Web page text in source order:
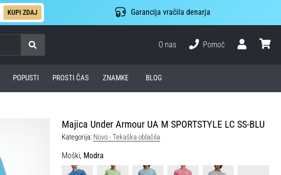
KUPI ZDAJ Garancija vračila denarja
Iskanje
O nas
Pomoč
POPUSTI PROSTI ČAS ZNAMKE BLOG
Majica Under Armour UA M SPORTSTYLE LC SS-BLU
Kategorija: Novo - Tekaška oblačila
Moški, Modra